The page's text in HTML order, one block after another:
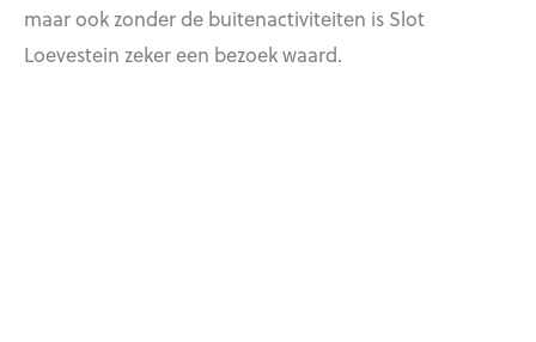
maar ook zonder de buitenactiviteiten is Slot
Loevestein zeker een bezoek waard.